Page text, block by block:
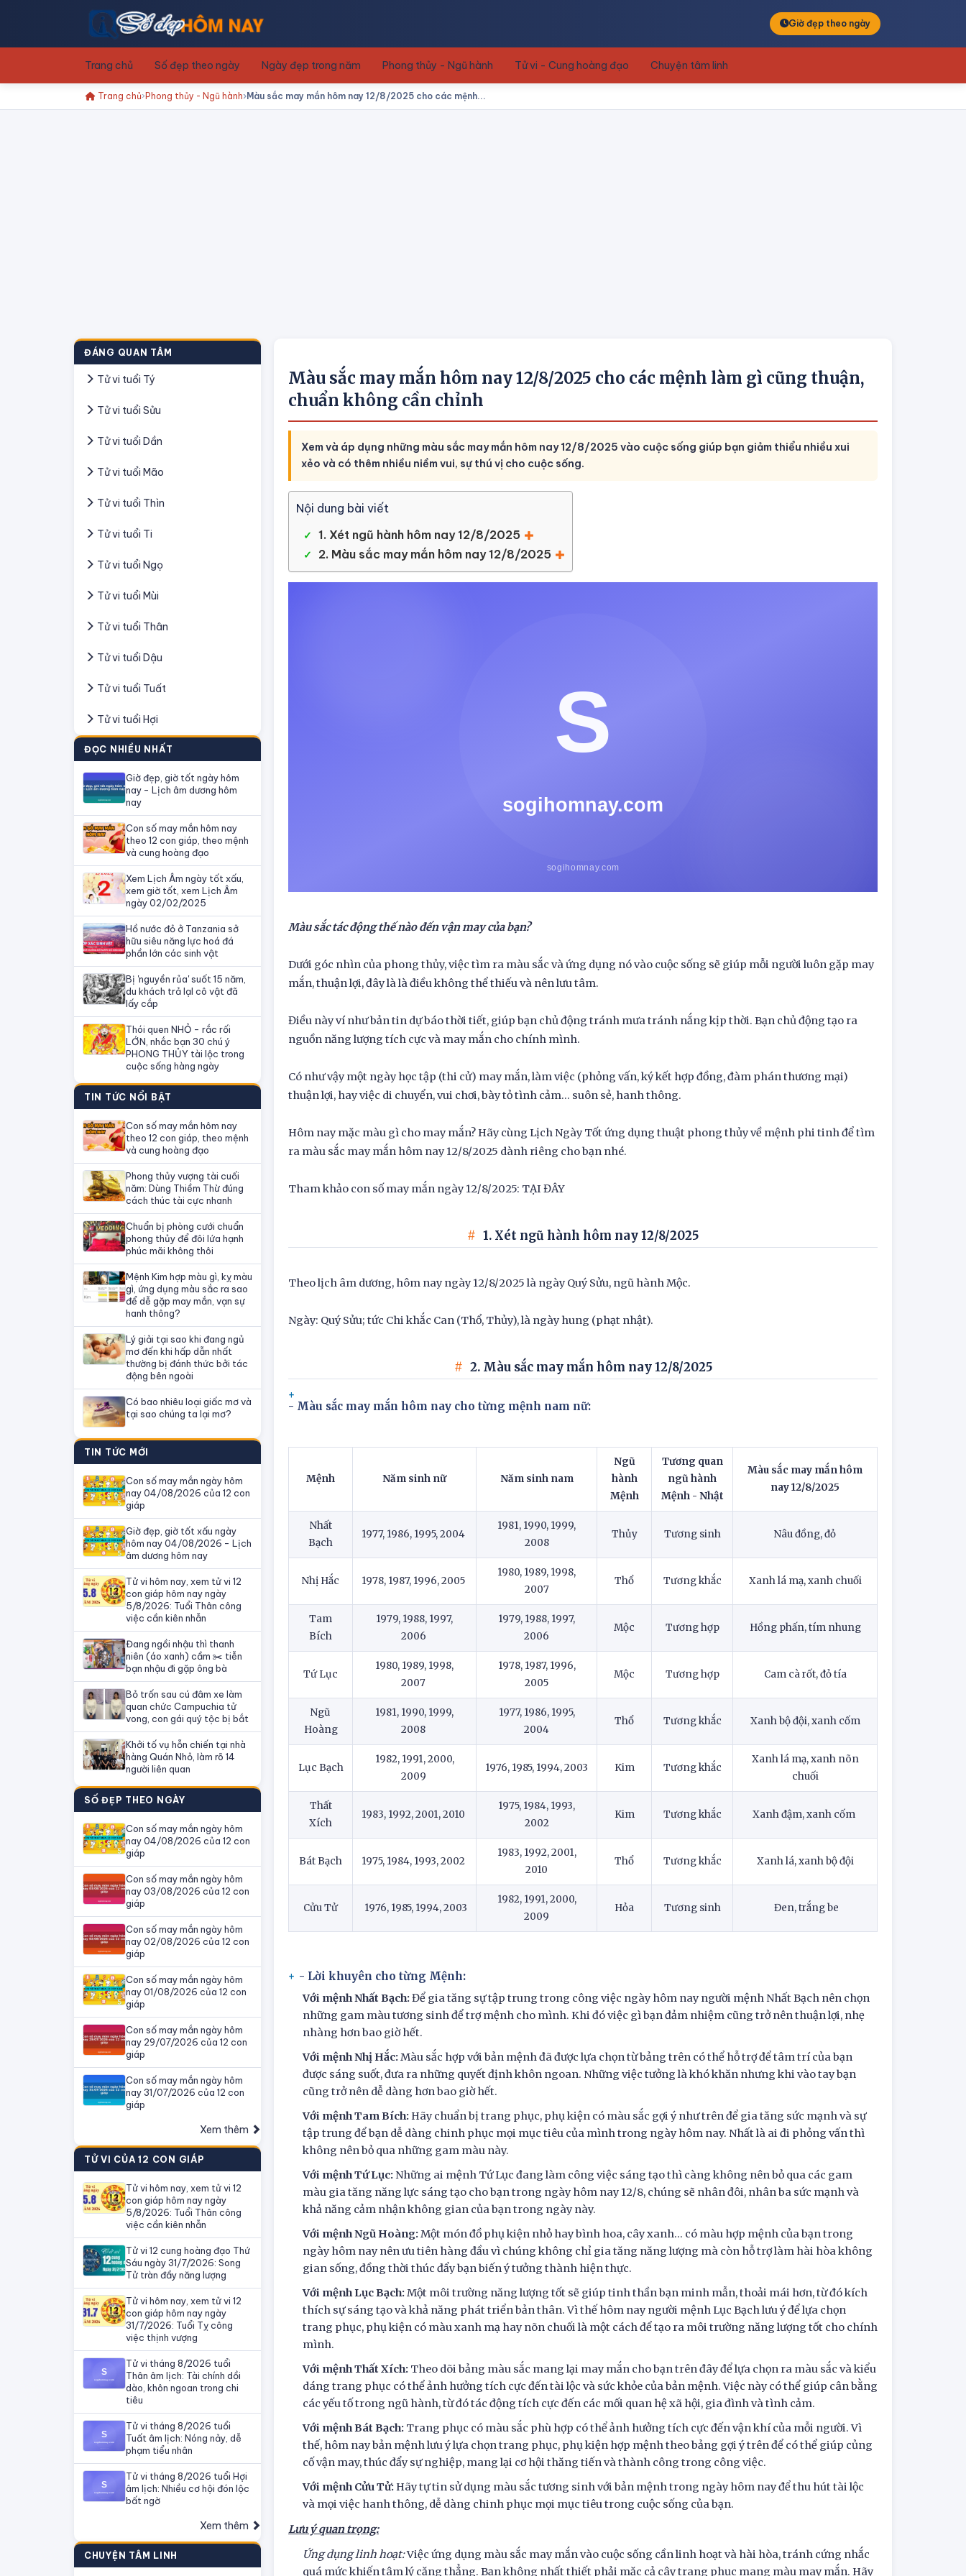
Giờ đẹp theo ngày
Trang chủ Số đẹp theo ngày Ngày đẹp trong năm Phong thủy - Ngũ hành Tử vi - Cung hoàng đạo Chuyện tâm linh
Trang chủ Phong thủy - Ngũ hành Màu sắc may mắn hôm nay 12/8/2025 cho các mệnh...
ĐÁNG QUAN TÂM
Tử vi tuổi Tý
Tử vi tuổi Sửu
Tử vi tuổi Dần
Tử vi tuổi Mão
Tử vi tuổi Thìn
Tử vi tuổi Ti
Tử vi tuổi Ngọ
Tử vi tuổi Mùi
Tử vi tuổi Thân
Tử vi tuổi Dậu
Tử vi tuổi Tuất
Tử vi tuổi Hợi
ĐỌC NHIỀU NHẤT
Giờ đẹp, giờ tốt ngày hôm
nay - Lịch âm dương hôm
nay
Con số may mắn hôm nay
theo 12 con giáp, theo mệnh
và cung hoàng đạo
Xem Lịch Âm ngày tốt xấu,
xem giờ tốt, xem Lịch Âm
ngày 02/02/2025
Hồ nước đỏ ở Tanzania sở
hữu siêu năng lực hoá đá
phần lớn các sinh vật
Bị 'nguyền rủa' suốt 15 năm,
du khách trả lạI cô vật đã
lấy cắp
Thói quen NHỎ - rắc rối
LỚN, nhắc bạn 30 chú ý
PHONG THỦY tài lộc trong
cuộc sống hàng ngày
TIN TỨC NỔI BẬT
Con số may mắn hôm nay
theo 12 con giáp, theo mệnh
và cung hoàng đạo
Phong thủy vượng tài cuối
năm: Dùng Thiềm Thừ đúng
cách thúc tài cực nhanh
Chuẩn bị phòng cưới chuẩn
phong thủy để đôi lứa hạnh
phúc mãi không thôi
Mệnh Kim hợp màu gì, kỵ màu
gì, ứng dụng màu sắc ra sao
để dễ gặp may mắn, vạn sự
hanh thông?
Lý giải tại sao khi đang ngủ
mơ đến khi hấp dẫn nhất
thường bị đánh thức bởi tác
động bên ngoài
Có bao nhiêu loại giấc mơ và
tại sao chúng ta lại mơ?
TIN TỨC MỚI
Con số may mắn ngày hôm
nay 04/08/2026 của 12 con
giáp
Giờ đẹp, giờ tốt xấu ngày
hôm nay 04/08/2026 - Lịch
âm dương hôm nay
Tử vi hôm nay, xem tử vi 12
con giáp hôm nay ngày
5/8/2026: Tuổi Thân công
việc cần kiên nhẫn
Đang ngồi nhậu thì thanh
niên (áo xanh) cầm ✂️ tiễn
bạn nhậu đi gặp ông bà
Bỏ trốn sau cú đâm xe làm
quan chức Campuchia tử
vong, con gái quý tộc bị bắt
Khởi tố vụ hỗn chiến tại nhà
hàng Quán Nhỏ, làm rõ 14
người liên quan
SỐ ĐẸP THEO NGÀY
Con số may mắn ngày hôm
nay 04/08/2026 của 12 con
giáp
Con số may mắn ngày hôm
nay 03/08/2026 của 12 con
giáp
Con số may mắn ngày hôm
nay 02/08/2026 của 12 con
giáp
Con số may mắn ngày hôm
nay 01/08/2026 của 12 con
giáp
Con số may mắn ngày hôm
nay 29/07/2026 của 12 con
giáp
Con số may mắn ngày hôm
nay 31/07/2026 của 12 con
giáp
Xem thêm
TỬ VI CỦA 12 CON GIÁP
Tử vi hôm nay, xem tử vi 12
con giáp hôm nay ngày
5/8/2026: Tuổi Thân công
việc cần kiên nhẫn
Tử vi 12 cung hoàng đạo Thứ
Sáu ngày 31/7/2026: Song
Tử tràn đầy năng lượng
Tử vi hôm nay, xem tử vi 12
con giáp hôm nay ngày
31/7/2026: Tuổi Tỵ công
việc thịnh vượng
Tử vi tháng 8/2026 tuổi
Thân âm lịch: Tài chính dồi
dào, khôn ngoan trong chi
tiêu
Tử vi tháng 8/2026 tuổi
Tuất âm lịch: Nóng nảy, dễ
phạm tiểu nhân
Tử vi tháng 8/2026 tuổi Hợi
âm lịch: Nhiều cơ hội đón lộc
bất ngờ
Xem thêm
CHUYỆN TÂM LINH
Màu sắc may mắn hôm nay 12/8/2025 cho các mệnh làm gì cũng thuận,
chuẩn không cần chỉnh
Xem và áp dụng những màu sắc may mắn hôm nay 12/8/2025 vào cuộc sống giúp bạn giảm thiểu nhiều xui
xẻo và có thêm nhiều niềm vui, sự thú vị cho cuộc sống.
Nội dung bài viết
1. Xét ngũ hành hôm nay 12/8/2025
2. Màu sắc may mắn hôm nay 12/8/2025
Màu sắc tác động thế nào đến vận may của bạn?
Dưới góc nhìn của phong thủy, việc tìm ra màu sắc và ứng dụng nó vào cuộc sống sẽ giúp mỗi người luôn gặp may
mắn, thuận lợi, đây là là điều không thể thiếu và nên lưu tâm.
Điều này ví như bản tin dự báo thời tiết, giúp bạn chủ động tránh mưa tránh nắng kịp thời. Bạn chủ động tạo ra
nguồn năng lượng tích cực và may mắn cho chính mình.
Có như vậy một ngày học tập (thi cử) may mắn, làm việc (phỏng vấn, ký kết hợp đồng, đàm phán thương mại)
thuận lợi, hay việc di chuyển, vui chơi, bày tỏ tình cảm… suôn sẻ, hanh thông.
Hôm nay mặc màu gì cho may mắn? Hãy cùng Lịch Ngày Tốt ứng dụng thuật phong thủy về mệnh phi tinh để tìm
ra màu sắc may mắn hôm nay 12/8/2025 dành riêng cho bạn nhé.
Tham khảo con số may mắn ngày 12/8/2025: TẠI ĐÂY
1. Xét ngũ hành hôm nay 12/8/2025
Theo lịch âm dương, hôm nay ngày 12/8/2025 là ngày Quý Sửu, ngũ hành Mộc.
Ngày: Quý Sửu; tức Chi khắc Can (Thổ, Thủy), là ngày hung (phạt nhật).
2. Màu sắc may mắn hôm nay 12/8/2025
- Màu sắc may mắn hôm nay cho từng mệnh nam nữ:
Mệnh Năm sinh nữ Năm sinh nam
Ngũ
hành
Mệnh
Tương quan
ngũ hành
Mệnh - Nhật
Màu sắc may mắn hôm
nay12/8/2025
Nhất
Bạch
1977, 1986, 1995, 2004
1981, 1990, 1999,
2008
Thủy Tương sinh Nâu đồng, đỏ
Nhị Hắc 1978, 1987, 1996, 2005
1980, 1989, 1998,
2007
Thổ Tương khắc Xanh lá mạ, xanh chuối
Tam
Bích
1979, 1988, 1997,
2006
1979, 1988, 1997,
2006
Mộc Tương hợp Hồng phấn, tím nhung
Tứ Lục
1980, 1989, 1998,
2007
1978, 1987, 1996,
2005
Mộc Tương hợp Cam cà rốt, đỏ tía
Ngũ
Hoàng
1981, 1990, 1999,
2008
1977, 1986, 1995,
2004
Thổ Tương khắc Xanh bộ đội, xanh cốm
Lục Bạch
1982, 1991, 2000,
2009
1976, 1985, 1994, 2003 Kim Tương khắc
Xanh lá mạ, xanh nõn
chuối
Thất
Xích
1983, 1992, 2001, 2010
1975, 1984, 1993,
2002
Kim Tương khắc Xanh đậm, xanh cốm
Bát Bạch 1975, 1984, 1993, 2002
1983, 1992, 2001,
2010
Thổ Tương khắc Xanh lá, xanh bộ đội
Cửu Tử 1976, 1985, 1994, 2003
1982, 1991, 2000,
2009
Hỏa Tương sinh Đen, trắng be
- Lời khuyên cho từng Mệnh:
Với mệnh Nhất Bạch:Để gia tăng sự tập trung trong công việc ngày hôm nay người mệnh Nhất Bạch nên chọn
những gam màu tương sinh để trợ mệnh cho mình. Khi đó việc gì bạn đảm nhiệm cũng trở nên thuận lợi, nhẹ
nhàng hơn bao giờ hết.
Với mệnh Nhị Hắc:Màu sắc hợp với bản mệnh đã được lựa chọn từ bảng trên có thể hỗ trợ để tâm trí của bạn
được sáng suốt, đưa ra những quyết định khôn ngoan. Những việc tưởng là khó khăn nhưng khi vào tay bạn
cũng trở nên dễ dàng hơn bao giờ hết.
Với mệnh Tam Bích: Hãy chuẩn bị trang phục, phụ kiện có màu sắc gợi ý như trên để gia tăng sức mạnh và sự
tập trung để bạn dễ dàng chinh phục mọi mục tiêu của mình trong ngày hôm nay. Nhất là ai đi phỏng vấn thì
không nên bỏ qua những gam màu này.
Với mệnh Tứ Lục:Những ai mệnh Tứ Lục đang làm công việc sáng tạo thì càng không nên bỏ qua các gam
màu gia tăng năng lực sáng tạo cho bạn trong ngày hôm nay 12/8, chúng sẽ nhân đôi, nhân ba sức mạnh và
khả năng cảm nhận không gian của bạn trong ngày này.
Với mệnh Ngũ Hoàng:Một món đồ phụ kiện nhỏ haybình hoa, cây xanh... có màu hợp mệnh của bạn trong
ngày hôm nay nên ưu tiên hàng đầu vì chúng không chỉ gia tăng năng lượng mà còn hỗ trợ làm hài hòa không
gian sống, đồng thời thúc đẩy bạn biến ý tưởng thành hiện thực.
Với mệnh Lục Bạch:Một môi trường năng lượng tốt sẽ giúp tinh thần bạn minh mẫn, thoải mái hơn, từ đó kích
thích sự sáng tạo và khả năng phát triển bản thân. Vì thế hôm nay người mệnh Lục Bạch lưu ý để lựa chọn
trang phục, phụ kiện có màu xanh mạ hay nõn chuối là một cách để tạo ra môi trường năng lượng tốt cho chính
mình.
Với mệnh Thất Xích: Theo dõi bảng màu sắc mang lại may mắn cho bạn trên đây để lựa chọn ra màu sắc và kiểu
dáng trang phục có thể ảnh hưởng tích cực đến tài lộc và sức khỏe của bản mệnh. Việc này có thể giúp cân bằng
các yếu tố trong ngũ hành, từ đó tác động tích cực đến các mối quan hệ xã hội, gia đình và tình cảm.
Với mệnh Bát Bạch: Trang phục có màu sắc phù hợp có thể ảnh hưởng tích cực đến vận khí của mỗi người. Vì
thế, hôm nay bản mệnh lưu ý lựa chọn trang phục, phụ kiện hợp mệnh theo bảng gợi ý trên để có thể giúp củng
cố vận may, thúc đẩy sự nghiệp, mang lại cơ hội thăng tiến và thành công trong công việc.
Với mệnh Cửu Tử: Hãy tự tin sử dụng màu sắc tương sinh với bản mệnh trong ngày hôm nay để thu hút tài lộc
và mọi việc hanh thông, dễ dàng chinh phục mọi mục tiêu trong cuộc sống của bạn.
Lưu ý quan trọng:
Ứng dụng linh hoạt:Việc ứng dụng màu sắc may mắn vào cuộc sống cần linh hoạt và hài hòa, tránh cứng nhắc
quá mức khiến tâm lý căng thẳng. Bạn không nhất thiết phải mặc cả cây trang phục mang màu may mắn. Hãy